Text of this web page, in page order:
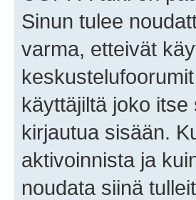
Sinun tulee
varma, etteivät
käyttäjiltä joko
kirjautua sisään.
aktivoinnista ja
noudata siinä